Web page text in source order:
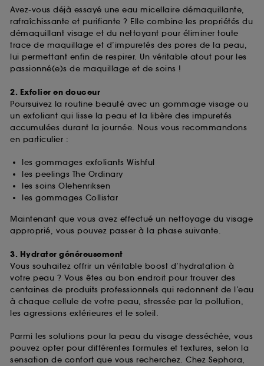
Avez-vous déjà essayé une eau micellaire démaquillante,
rafraîchissante et purifiante ? Elle combine les propriétés du
démaquillant visage et du nettoyant pour éliminer toute
trace de maquillage et d’impuretés des pores de la peau,
lui permettant enfin de respirer. Un véritable atout pour les
passionné(e)s de maquillage et de soins !
2. Exfolier en douceur
Poursuivez la routine beauté avec un gommage visage ou
un exfoliant qui lisse la peau et la libère des impuretés
accumulées durant la journée. Nous vous recommandons
en particulier :
les gommages exfoliants Wishful
les peelings The Ordinary
les soins Olehenriksen
les gommages Collistar
Maintenant que vous avez effectué un nettoyage du visage
approprié, vous pouvez passer à la phase suivante.
3. Hydrater généreusement
Vous souhaitez offrir un véritable boost d’hydratation à
votre peau ? Vous êtes au bon endroit pour trouver des
centaines de produits professionnels qui redonnent de l’eau
à chaque cellule de votre peau, stressée par la pollution,
les agressions extérieures et le soleil.
Parmi les solutions pour la peau du visage desséchée, vous
pouvez opter pour différentes formules et textures, selon la
sensation de confort que vous recherchez. Chez Sephora,